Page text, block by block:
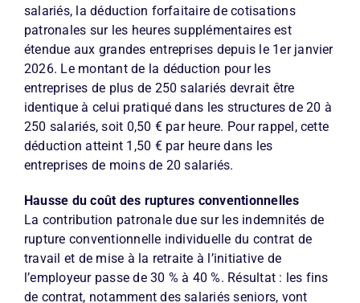
salariés, la déduction forfaitaire de cotisations
patronales sur les heures supplémentaires est
étendue aux grandes entreprises depuis le 1er janvier
2026. Le montant de la déduction pour les
entreprises de plus de 250 salariés devrait être
identique à celui pratiqué dans les structures de 20 à
250 salariés, soit 0,50 € par heure. Pour rappel, cette
déduction atteint 1,50 € par heure dans les
entreprises de moins de 20 salariés.
Hausse du coût des ruptures conventionnelles
La contribution patronale due sur les indemnités de
rupture conventionnelle individuelle du contrat de
travail et de mise à la retraite à l’initiative de
l’employeur passe de 30 % à 40 %. Résultat : les fins
de contrat, notamment des salariés seniors, vont